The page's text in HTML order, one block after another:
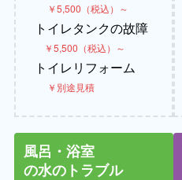
￥5,500（税込）～
トイレタンクの故障
￥5,500（税込）～
トイレリフォーム
￥別途見積
風呂・浴室
の水のトラブル